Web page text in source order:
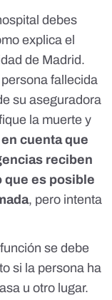
debes
explica el
de Madrid.
fallecida
su aseguradora
la muerte y
cuenta que
reciben
que es posible
, pero intenta
se debe
si la persona ha
u otro lugar.